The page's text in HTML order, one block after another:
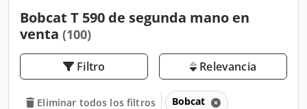
Bobcat T 590 de segunda mano en
venta (100)
Filtro Relevancia
Eliminar todos los filtros Bobcat